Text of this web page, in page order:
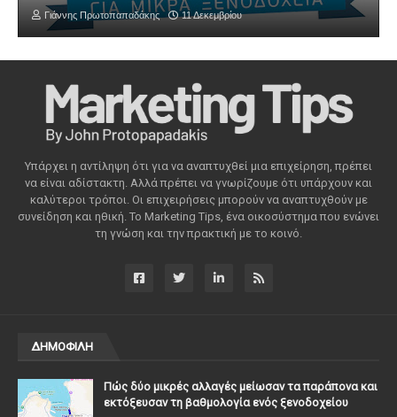
Γιάννης Πρωτοπαπαδάκης 11 Δεκεμβρίου
Υπάρχει η αντίληψη ότι για να αναπτυχθεί μια επιχείρηση, πρέπει
να είναι αδίστακτη. Αλλά πρέπει να γνωρίζουμε ότι υπάρχουν και
καλύτεροι τρόποι. Οι επιχειρήσεις μπορούν να αναπτυχθούν με
συνείδηση ​​και ηθική. Το Marketing Tips, ένα οικοσύστημα που ενώνει
τη γνώση και την πρακτική με το κοινό.
ΔΗΜΟΦΙΛΗ
Πώς δύο μικρές αλλαγές μείωσαν τα παράπονα και
εκτόξευσαν τη βαθμολογία ενός ξενοδοχείου